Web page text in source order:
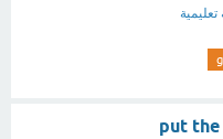
تعليمية
put